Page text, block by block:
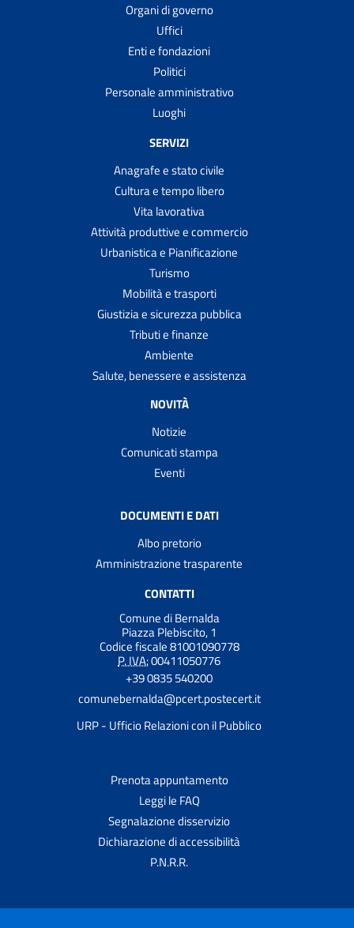
Organi di governo
Uffici
Enti e fondazioni
Politici
Personale amministrativo
Luoghi
SERVIZI
Anagrafe e stato civile
Cultura e tempo libero
Vita lavorativa
Attività produttive e commercio
Urbanistica e Pianificazione
Turismo
Mobilità e trasporti
Giustizia e sicurezza pubblica
Tributi e finanze
Ambiente
Salute, benessere e assistenza
NOVITÀ
Notizie
Comunicati stampa
Eventi
DOCUMENTI E DATI
Albo pretorio
Amministrazione trasparente
CONTATTI
Comune di Bernalda
Piazza Plebiscito, 1
Codice fiscale 81001090778
P. IVA:00411050776
+39 0835 540200
comunebernalda@pcert.postecert.it
URP - Ufficio Relazioni con il Pubblico
Prenota appuntamento
Leggi le FAQ
Segnalazione disservizio
Dichiarazione di accessibilità
P.N.R.R.